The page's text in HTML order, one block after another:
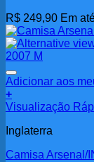
R$ 249,90 Em
Adicionar aos
+
Visualização
Inglaterra
Camisa Arsenal/